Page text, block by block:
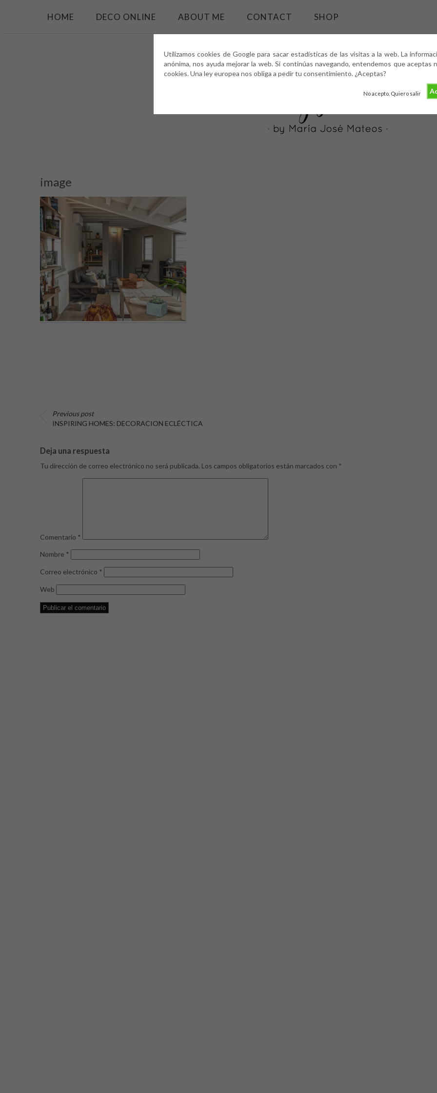
Utilizamos cookies de Google para sacar estadísticas de las visitas a la web. La
anónima, nos ayuda mejorar la web. Si continúas navegando, entendemos que aceptas
cookies. Una ley europea nos obliga a pedir tu consentimiento. ¿Aceptas?
No acepto. Quiero salir
HOME DECO ONLINE ABOUT ME CONTACT SHOP
image
Previous post
INSPIRING HOMES: DECORACION ECLÉCTICA
Deja una respuesta
Tu dirección de correo electrónico no será publicada. Los campos obligatorios están marcados con *
Comentario *
Nombre *
Correo electrónico *
Web